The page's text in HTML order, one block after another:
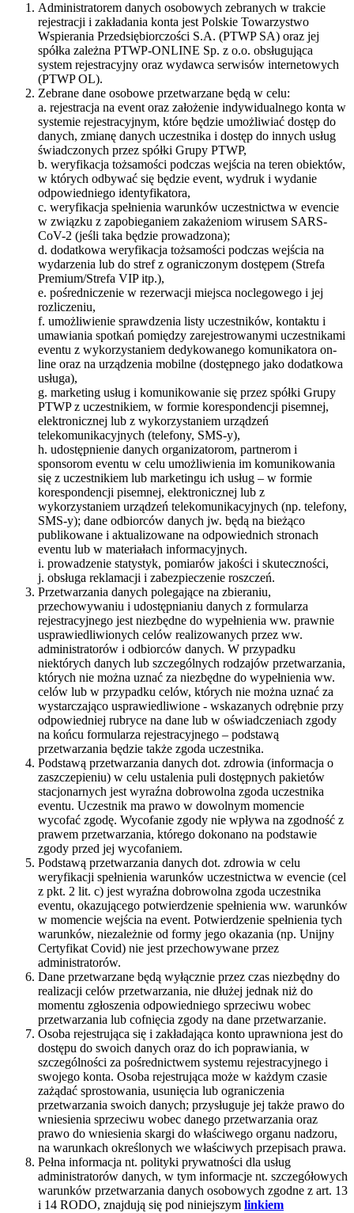
Administratorem danych osobowych zebranych w trakcie
rejestracji i zakładania konta jest Polskie Towarzystwo
Wspierania Przedsiębiorczości S.A. (PTWP SA) oraz jej
spółka zależna PTWP-ONLINE Sp. z o.o. obsługująca
system rejestracyjny oraz wydawca serwisów internetowych
(PTWP OL).
Zebrane dane osobowe przetwarzane będą w celu:
a. rejestracja na event oraz założenie indywidualnego konta w
systemie rejestracyjnym, które będzie umożliwiać dostęp do
danych, zmianę danych uczestnika i dostęp do innych usług
świadczonych przez spółki Grupy PTWP,
b. weryfikacja tożsamości podczas wejścia na teren obiektów,
w których odbywać się będzie event, wydruk i wydanie
odpowiedniego identyfikatora,
c. weryfikacja spełnienia warunków uczestnictwa w evencie
w związku z zapobieganiem zakażeniom wirusem SARS-
CoV-2 (jeśli taka będzie prowadzona);
d. dodatkowa weryfikacja tożsamości podczas wejścia na
wydarzenia lub do stref z ograniczonym dostępem (Strefa
Premium/Strefa VIP itp.),
e. pośredniczenie w rezerwacji miejsca noclegowego i jej
rozliczeniu,
f. umożliwienie sprawdzenia listy uczestników, kontaktu i
umawiania spotkań pomiędzy zarejestrowanymi uczestnikami
eventu z wykorzystaniem dedykowanego komunikatora on-
line oraz na urządzenia mobilne (dostępnego jako dodatkowa
usługa),
g. marketing usług i komunikowanie się przez spółki Grupy
PTWP z uczestnikiem, w formie korespondencji pisemnej,
elektronicznej lub z wykorzystaniem urządzeń
telekomunikacyjnych (telefony, SMS-y),
h. udostępnienie danych organizatorom, partnerom i
sponsorom eventu w celu umożliwienia im komunikowania
się z uczestnikiem lub marketingu ich usług – w formie
korespondencji pisemnej, elektronicznej lub z
wykorzystaniem urządzeń telekomunikacyjnych (np. telefony,
SMS-y); dane odbiorców danych jw. będą na bieżąco
publikowane i aktualizowane na odpowiednich stronach
eventu lub w materiałach informacyjnych.
i. prowadzenie statystyk, pomiarów jakości i skuteczności,
j. obsługa reklamacji i zabezpieczenie roszczeń.
Przetwarzania danych polegające na zbieraniu,
przechowywaniu i udostępnianiu danych z formularza
rejestracyjnego jest niezbędne do wypełnienia ww. prawnie
usprawiedliwionych celów realizowanych przez ww.
administratorów i odbiorców danych. W przypadku
niektórych danych lub szczególnych rodzajów przetwarzania,
których nie można uznać za niezbędne do wypełnienia ww.
celów lub w przypadku celów, których nie można uznać za
wystarczająco usprawiedliwione - wskazanych odrębnie przy
odpowiedniej rubryce na dane lub w oświadczeniach zgody
na końcu formularza rejestracyjnego – podstawą
przetwarzania będzie także zgoda uczestnika.
Podstawą przetwarzania danych dot. zdrowia (informacja o
zaszczepieniu) w celu ustalenia puli dostępnych pakietów
stacjonarnych jest wyraźna dobrowolna zgoda uczestnika
eventu. Uczestnik ma prawo w dowolnym momencie
wycofać zgodę. Wycofanie zgody nie wpływa na zgodność z
prawem przetwarzania, którego dokonano na podstawie
zgody przed jej wycofaniem.
Podstawą przetwarzania danych dot. zdrowia w celu
weryfikacji spełnienia warunków uczestnictwa w evencie (cel
z pkt. 2 lit. c) jest wyraźna dobrowolna zgoda uczestnika
eventu, okazującego potwierdzenie spełnienia ww. warunków
w momencie wejścia na event. Potwierdzenie spełnienia tych
warunków, niezależnie od formy jego okazania (np. Unijny
Certyfikat Covid) nie jest przechowywane przez
administratorów.
Dane przetwarzane będą wyłącznie przez czas niezbędny do
realizacji celów przetwarzania, nie dłużej jednak niż do
momentu zgłoszenia odpowiedniego sprzeciwu wobec
przetwarzania lub cofnięcia zgody na dane przetwarzanie.
Osoba rejestrująca się i zakładająca konto uprawniona jest do
dostępu do swoich danych oraz do ich poprawiania, w
szczególności za pośrednictwem systemu rejestracyjnego i
swojego konta. Osoba rejestrująca może w każdym czasie
zażądać sprostowania, usunięcia lub ograniczenia
przetwarzania swoich danych; przysługuje jej także prawo do
wniesienia sprzeciwu wobec danego przetwarzania oraz
prawo do wniesienia skargi do właściwego organu nadzoru,
na warunkach określonych we właściwych przepisach prawa.
Pełna informacja nt. polityki prywatności dla usług
administratorów danych, w tym informacje nt. szczegółowych
warunków przetwarzania danych osobowych zgodne z art. 13
i 14 RODO, znajdują się pod niniejszym linkiem